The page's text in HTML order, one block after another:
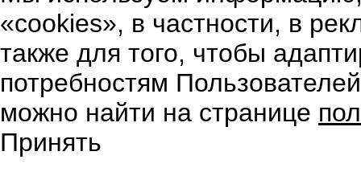
«cookies», в частности, в
также для того, чтобы
потребностям
можно найти на странице
Принять